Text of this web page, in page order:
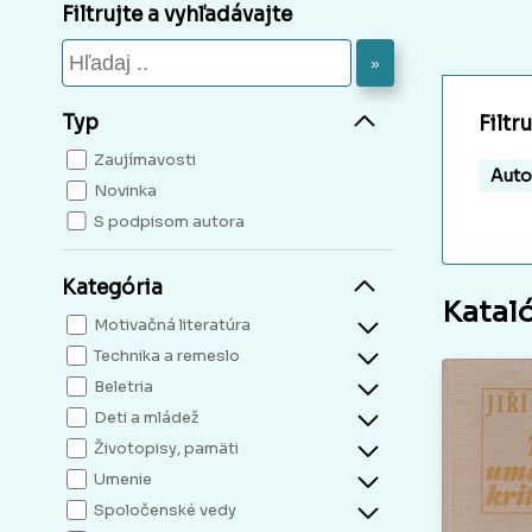
Filtrujte a vyhľadávajte
»
Typ
Zaujímavosti
Novinka
S podpisom autora
Kategória
Motivačná literatúra
Technika a remeslo
Beletria
Deti a mládež
Životopisy, pamäti
Umenie
Spoločenské vedy